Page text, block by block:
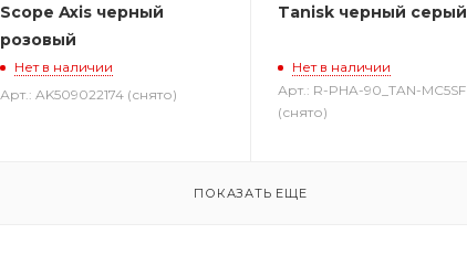
Scope Axis черный
розовый
Нет в наличии
Арт.: AK509022174 (снято)
Tanisk черный серый
Нет в наличии
Арт.: R-PHA-90_TAN-MC5SF
(снято)
ПОКАЗАТЬ ЕЩЕ